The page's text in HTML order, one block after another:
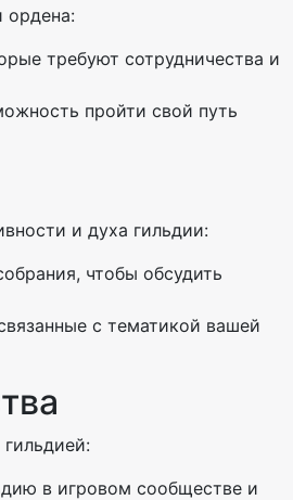
ордена:
требуют сотрудничества и
пройти свой путь
и духа гильдии:
чтобы обсудить
с тематикой вашей
в игровом сообществе и